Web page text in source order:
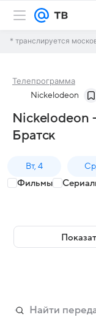
* транслируется
Телепрограмма
Nickelodeon
Nickelodeon
Братск
Вт, 4
Фильмы